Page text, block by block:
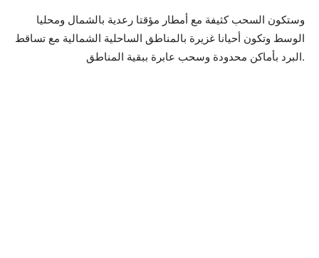
وستكون السحب كثيفة مع أمطار مؤقتا رعدية بالشمال ومحليا
الوسط وتكون أحيانا غزيرة بالمناطق الساحلية الشمالية مع تساقط
البرد بأماكن محدودة وسحب عابرة ببقية المناطق.